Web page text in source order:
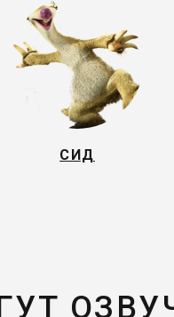
СИД